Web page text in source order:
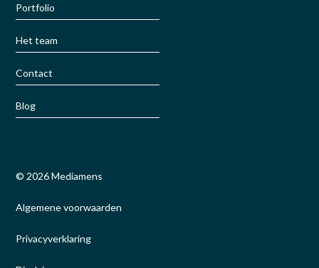
Portfolio
Het team
Contact
Blog
© 2026 Mediamens
Algemene voorwaarden
Privacyverklaring